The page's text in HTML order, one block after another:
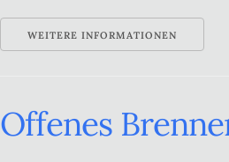
WEITERE INFORMATIONEN
Offenes